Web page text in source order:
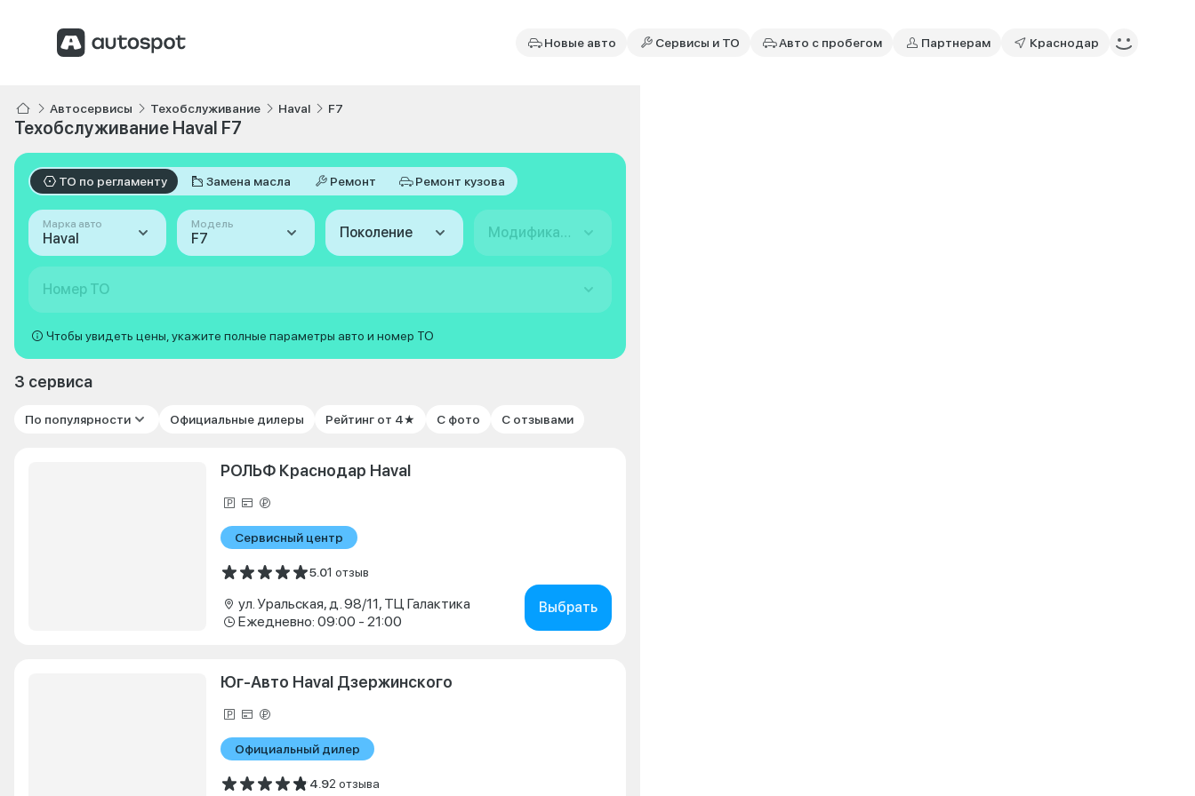
Новые авто Сервисы и ТО Авто с пробегом Партнерам Краснодар
Автосервисы Техобслуживание Haval F7
Техобслуживание Haval F7
ТО по регламенту Замена масла Ремонт Ремонт кузова
Марка авто
Haval
Модель
F7 Поколение Модификация
Номер ТО
Чтобы увидеть цены, укажите полные параметры авто и номер ТО
3 сервиса
По популярности Официальные дилеры Рейтинг от 4★ С фото С отзывами
РОЛЬФ Краснодар Haval
Сервисный центр
5.01 отзыв
ул. Уральская, д. 98/11, ТЦ Галактика
Ежедневно: 09:00 - 21:00
Выбрать
Юг-Авто Haval Дзержинского
Официальный дилер
4.92 отзыва